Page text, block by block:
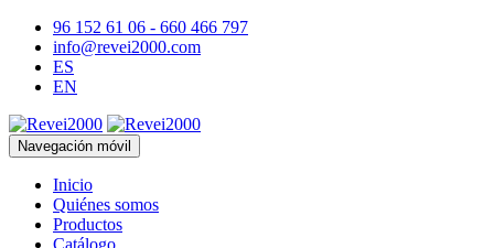
96 152 61 06 - 660 466 797
info@revei2000.com
ES
EN
Navegación móvil
Inicio
Quiénes somos
Productos
Catálogo